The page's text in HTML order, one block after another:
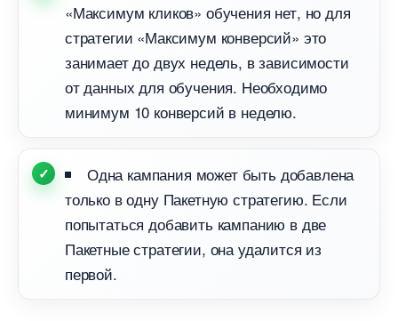
«Максимум кликов» обучения нет, но для
стратегии «Максимум конверсий» это
занимает до двух недель, в зависимости
от данных для обучения. Необходимо
минимум 10 конверсий в неделю.
Одна кампания может быть добавлена
только в одну Пакетную стратегию. Если
попытаться добавить кампанию в две
Пакетные стратегии, она удалится из
первой.